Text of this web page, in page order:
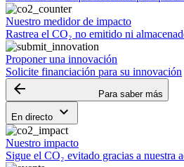
Nuestro medidor de impacto
Rastrea el CO₂ no emitido ni
Proponer una innovación
Solicite financiación para su innovación
arrow_backward Para saber más
En directo keyboard_arrow_down
Nuestro impacto
Sigue el CO₂ evitado gracias a nuestra